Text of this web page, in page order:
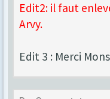
Edit2: il faut
Arvy.
Edit 3 : Merci